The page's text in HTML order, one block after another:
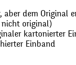
dem Original
nicht original)
kartonierter
Einband